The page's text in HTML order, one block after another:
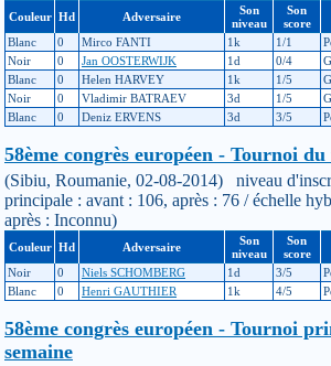
Couleur Hd Adversaire
Son
niveau
Son
score
Blanc
0 Mirco FANTI 1k 1/1
Noir
0 Jan OOSTERWIJK 1d 0/4
Blanc
0 Helen HARVEY 1k 1/5
Noir
0 Vladimir BATRAEV 3d 1/5
Blanc
0 Deniz ERVENS 3d 3/5
58ème congrès européen - Tournoi du
(Sibiu, Roumanie, 02-08-2014) niveau
principale : avant : 106, après : 76 / échelle
après : Inconnu)
Couleur Hd Adversaire
Son
niveau
Son
score
Noir
0 Niels SCHOMBERG 1d 3/5
Blanc
0 Henri GAUTHIER 1k 4/5
58ème congrès européen - Tournoi
semaine